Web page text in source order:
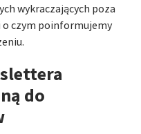
wykraczających poza
czym poinformujemy
do